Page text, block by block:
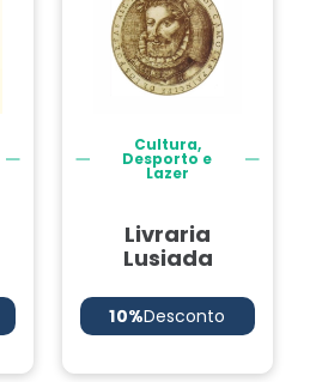
Cultura,
Desporto e
Lazer
Livraria
Lusiada
10%Desconto